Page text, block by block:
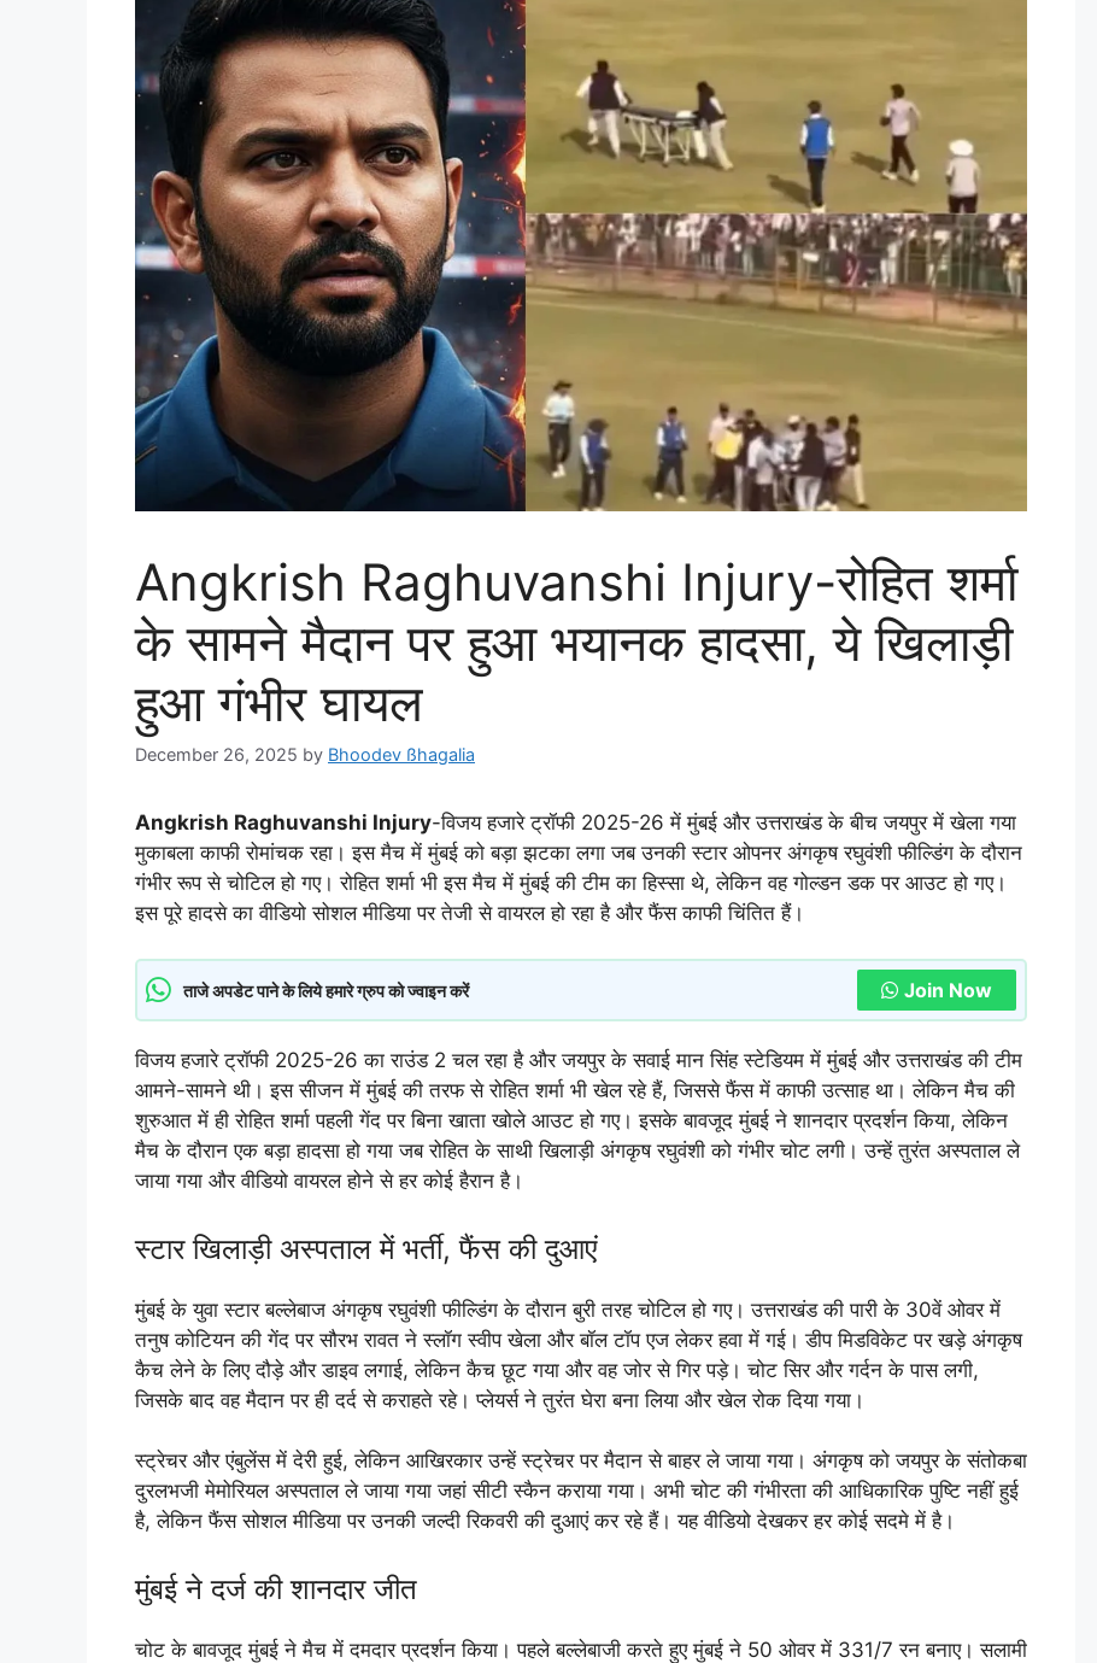
Angkrish Raghuvanshi Injury-रोहित शर्मा
के सामने मैदान पर हुआ भयानक हादसा, ये खिलाड़ी
हुआ गंभीर घायल
December 26, 2025 by Bhoodev ßhagalia
Angkrish Raghuvanshi Injury-विजय हजारे ट्रॉफी 2025-26 में मुंबई और उत्तराखंड के बीच जयपुर में खेला गया
मुकाबला काफी रोमांचक रहा। इस मैच में मुंबई को बड़ा झटका लगा जब उनकी स्टार ओपनर अंगकृष रघुवंशी फील्डिंग के दौरान
गंभीर रूप से चोटिल हो गए। रोहित शर्मा भी इस मैच में मुंबई की टीम का हिस्सा थे, लेकिन वह गोल्डन डक पर आउट हो गए।
इस पूरे हादसे का वीडियो सोशल मीडिया पर तेजी से वायरल हो रहा है और फैंस काफी चिंतित हैं।
ताजे अपडेट पाने के लिये हमारे ग्रुप को ज्वाइन करें Join Now
विजय हजारे ट्रॉफी 2025-26 का राउंड 2 चल रहा है और जयपुर के सवाई मान सिंह स्टेडियम में मुंबई और उत्तराखंड की टीम
आमने-सामने थी। इस सीजन में मुंबई की तरफ से रोहित शर्मा भी खेल रहे हैं, जिससे फैंस में काफी उत्साह था। लेकिन मैच की
शुरुआत में ही रोहित शर्मा पहली गेंद पर बिना खाता खोले आउट हो गए। इसके बावजूद मुंबई ने शानदार प्रदर्शन किया, लेकिन
मैच के दौरान एक बड़ा हादसा हो गया जब रोहित के साथी खिलाड़ी अंगकृष रघुवंशी को गंभीर चोट लगी। उन्हें तुरंत अस्पताल ले
जाया गया और वीडियो वायरल होने से हर कोई हैरान है।
स्टार खिलाड़ी अस्पताल में भर्ती, फैंस की दुआएं
मुंबई के युवा स्टार बल्लेबाज अंगकृष रघुवंशी फील्डिंग के दौरान बुरी तरह चोटिल हो गए। उत्तराखंड की पारी के 30वें ओवर में
तनुष कोटियन की गेंद पर सौरभ रावत ने स्लॉग स्वीप खेला और बॉल टॉप एज लेकर हवा में गई। डीप मिडविकेट पर खड़े अंगकृष
कैच लेने के लिए दौड़े और डाइव लगाई, लेकिन कैच छूट गया और वह जोर से गिर पड़े। चोट सिर और गर्दन के पास लगी,
जिसके बाद वह मैदान पर ही दर्द से कराहते रहे। प्लेयर्स ने तुरंत घेरा बना लिया और खेल रोक दिया गया।
स्ट्रेचर और एंबुलेंस में देरी हुई, लेकिन आखिरकार उन्हें स्ट्रेचर पर मैदान से बाहर ले जाया गया। अंगकृष को जयपुर के संतोकबा
दुरलभजी मेमोरियल अस्पताल ले जाया गया जहां सीटी स्कैन कराया गया। अभी चोट की गंभीरता की आधिकारिक पुष्टि नहीं हुई
है, लेकिन फैंस सोशल मीडिया पर उनकी जल्दी रिकवरी की दुआएं कर रहे हैं। यह वीडियो देखकर हर कोई सदमे में है।
मुंबई ने दर्ज की शानदार जीत
चोट के बावजूद मुंबई ने मैच में दमदार प्रदर्शन किया। पहले बल्लेबाजी करते हुए मुंबई ने 50 ओवर में 331/7 रन बनाए। सलामी